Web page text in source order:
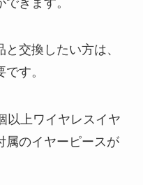
交換したい方は、
す。
以上ワイヤレスイヤ
属のイヤーピースが